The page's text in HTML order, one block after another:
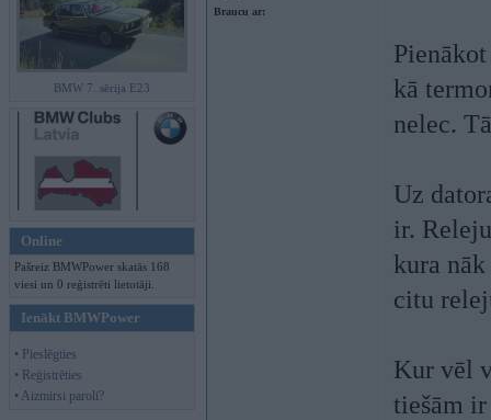
BMW 7. sērija E23
Online
Pašreiz BMWPower skatās 168
viesi un 0 reģistrēti lietotāji.
Ienākt BMWPower
• Pieslēgties
• Reģistrēties
• Aizmirsi paroli?
Braucu ar:
kā
nelec.
Uz
ir.
kura
citu
Kur vēl
tiešām